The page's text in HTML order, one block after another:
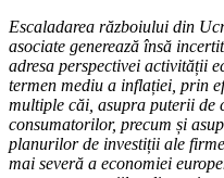
Escaladarea războiului din
asociate generează însă
adresa perspectivei activității
termen mediu a inflației, prin
multiple căi, asupra puterii de
consumatorilor, precum și
planurilor de investiții ale
mai severă a economiei